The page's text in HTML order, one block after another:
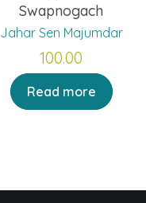
Swapnogach
Jahar Sen Majumdar
100.00
Read more